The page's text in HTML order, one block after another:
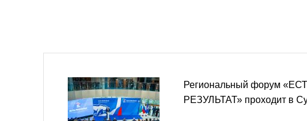
Региональный форум
РЕЗУЛЬТАТ» проходит в